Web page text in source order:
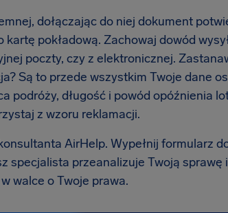
dołączając do niej dokument
pokładową. Zachowaj dowód
poczty, czy z elektronicznej.
Są to przede wszystkim Twoje dane
podróży, długość i powód opóźnienia
z wzoru reklamacji.
AirHelp. Wypełnij formularz
specjalista przeanalizuje Twoją sprawę
walce o Twoje prawa.